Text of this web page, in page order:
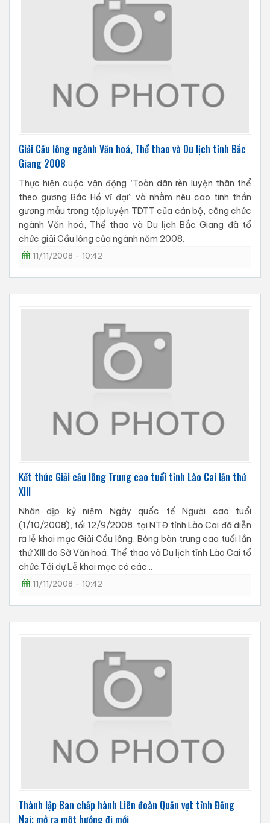
Giải Cầu lông ngành Văn hoá, Thể thao và Du lịch tỉnh Bắc
Giang 2008
Thực hiện cuộc vận động “Toàn dân rèn luyện thân thể
theo gương Bác Hồ vĩ đại” và nhằm nêu cao tinh thần
gương mẫu trong tập luyện TDTT của cán bộ, công chức
ngành Văn hoá, Thể thao và Du lịch Bắc Giang đã tổ
chức giải Cầu lông của ngành năm 2008.
11/11/2008 - 10:42
Kết thúc Giải cầu lông Trung cao tuổi tỉnh Lào Cai lần thứ
XIII
Nhân dịp kỷ niệm Ngày quốc tế Người cao tuổi
(1/10/2008), tối 12/9/2008, tại NTĐ tỉnh Lào Cai đã diễn
ra lễ khai mạc Giải Cầu lông, Bóng bàn trung cao tuổi lần
thứ XIII do Sở Văn hoá, Thể thao và Du lịch tỉnh Lào Cai tổ
chức.Tới dự Lễ khai mạc có các...
11/11/2008 - 10:42
Thành lập Ban chấp hành Liên đoàn Quần vợt tỉnh Đồng
Nai: mở ra một hướng đi mới